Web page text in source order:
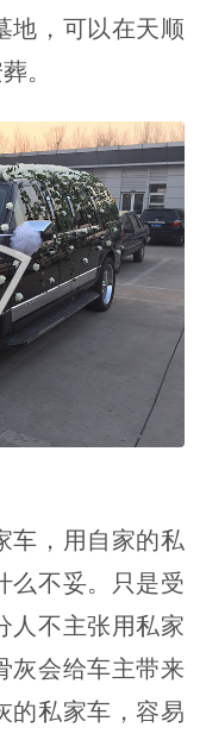
地，可以在天顺
。
车，用自家的私
么不妥。只是受
人不主张用私家
灰会给车主带来
的私家车，容易